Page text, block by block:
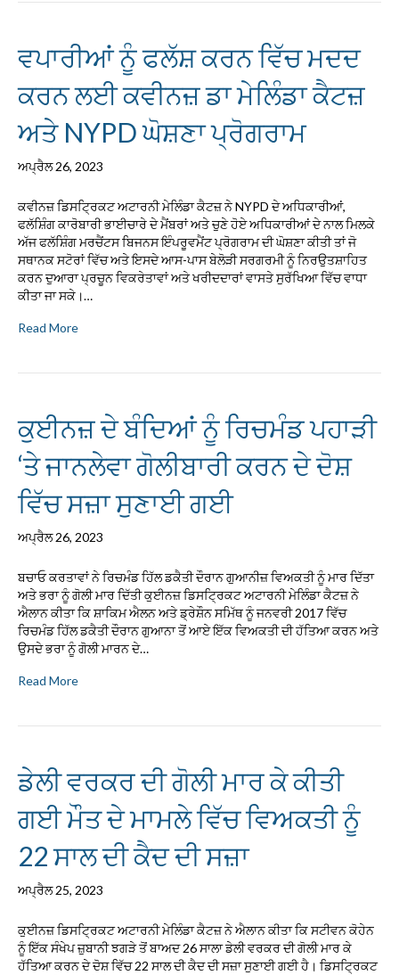
ਵਪਾਰੀਆਂ ਨੂੰ ਫਲੱਸ਼ ਕਰਨ ਵਿੱਚ ਮਦਦ
ਕਰਨ ਲਈ ਕਵੀਨਜ਼ ਡਾ ਮੇਲਿੰਡਾ ਕੈਟਜ਼
ਅਤੇ NYPD ਘੋਸ਼ਣਾ ਪ੍ਰੋਗਰਾਮ
ਅਪ੍ਰੈਲ 26, 2023
ਕਵੀਨਜ਼ ਡਿਸਟ੍ਰਿਕਟ ਅਟਾਰਨੀ ਮੇਲਿੰਡਾ ਕੈਟਜ਼ ਨੇ NYPD ਦੇ ਅਧਿਕਾਰੀਆਂ,
ਫਲੱਸ਼ਿੰਗ ਕਾਰੋਬਾਰੀ ਭਾਈਚਾਰੇ ਦੇ ਮੈਂਬਰਾਂ ਅਤੇ ਚੁਣੇ ਹੋਏ ਅਧਿਕਾਰੀਆਂ ਦੇ ਨਾਲ ਮਿਲਕੇ
ਅੱਜ ਫਲੱਸ਼ਿੰਗ ਮਰਚੈਂਟਸ ਬਿਜਨਸ ਇੰਪਰੂਵਮੈਂਟ ਪ੍ਰੋਗਰਾਮ ਦੀ ਘੋਸ਼ਣਾ ਕੀਤੀ ਤਾਂ ਜੋ
ਸਥਾਨਕ ਸਟੋਰਾਂ ਵਿੱਚ ਅਤੇ ਇਸਦੇ ਆਸ-ਪਾਸ ਬੇਲੋੜੀ ਸਰਗਰਮੀ ਨੂੰ ਨਿਰਉਤਸ਼ਾਹਿਤ
ਕਰਨ ਦੁਆਰਾ ਪ੍ਰਚੂਨ ਵਿਕਰੇਤਾਵਾਂ ਅਤੇ ਖਰੀਦਦਾਰਾਂ ਵਾਸਤੇ ਸੁਰੱਖਿਆ ਵਿੱਚ ਵਾਧਾ
ਕੀਤਾ ਜਾ ਸਕੇ।…
Read More
ਕੁਈਨਜ਼ ਦੇ ਬੰਦਿਆਂ ਨੂੰ ਰਿਚਮੰਡ ਪਹਾੜੀ
‘ਤੇ ਜਾਨਲੇਵਾ ਗੋਲੀਬਾਰੀ ਕਰਨ ਦੇ ਦੋਸ਼
ਵਿੱਚ ਸਜ਼ਾ ਸੁਣਾਈ ਗਈ
ਅਪ੍ਰੈਲ 26, 2023
ਬਚਾਓ ਕਰਤਾਵਾਂ ਨੇ ਰਿਚਮੰਡ ਹਿੱਲ ਡਕੈਤੀ ਦੌਰਾਨ ਗੁਆਨੀਜ਼ ਵਿਅਕਤੀ ਨੂੰ ਮਾਰ ਦਿੱਤਾ
ਅਤੇ ਭਰਾ ਨੂੰ ਗੋਲੀ ਮਾਰ ਦਿੱਤੀ ਕੁਈਨਜ਼ ਡਿਸਟ੍ਰਿਕਟ ਅਟਾਰਨੀ ਮੇਲਿੰਡਾ ਕੈਟਜ਼ ਨੇ
ਐਲਾਨ ਕੀਤਾ ਕਿ ਸ਼ਾਕਿਮ ਐਲਨ ਅਤੇ ਡ੍ਰੇਸ਼ੌਨ ਸਮਿੱਥ ਨੂੰ ਜਨਵਰੀ 2017 ਵਿੱਚ
ਰਿਚਮੰਡ ਹਿੱਲ ਡਕੈਤੀ ਦੌਰਾਨ ਗੁਆਨਾ ਤੋਂ ਆਏ ਇੱਕ ਵਿਅਕਤੀ ਦੀ ਹੱਤਿਆ ਕਰਨ ਅਤੇ
ਉਸਦੇ ਭਰਾ ਨੂੰ ਗੋਲੀ ਮਾਰਨ ਦੇ…
Read More
ਡੇਲੀ ਵਰਕਰ ਦੀ ਗੋਲੀ ਮਾਰ ਕੇ ਕੀਤੀ
ਗਈ ਮੌਤ ਦੇ ਮਾਮਲੇ ਵਿੱਚ ਵਿਅਕਤੀ ਨੂੰ
22 ਸਾਲ ਦੀ ਕੈਦ ਦੀ ਸਜ਼ਾ
ਅਪ੍ਰੈਲ 25, 2023
ਕੁਈਨਜ਼ ਡਿਸਟ੍ਰਿਕਟ ਅਟਾਰਨੀ ਮੇਲਿੰਡਾ ਕੈਟਜ਼ ਨੇ ਐਲਾਨ ਕੀਤਾ ਕਿ ਸਟੀਵਨ ਕੋਹੇਨ
ਨੂੰ ਇੱਕ ਸੰਖੇਪ ਜ਼ੁਬਾਨੀ ਝਗੜੇ ਤੋਂ ਬਾਅਦ 26 ਸਾਲਾ ਡੇਲੀ ਵਰਕਰ ਦੀ ਗੋਲੀ ਮਾਰ ਕੇ
ਹੱਤਿਆ ਕਰਨ ਦੇ ਦੋਸ਼ ਵਿੱਚ 22 ਸਾਲ ਦੀ ਕੈਦ ਦੀ ਸਜ਼ਾ ਸੁਣਾਈ ਗਈ ਹੈ। ਡਿਸਟ੍ਰਿਕਟ